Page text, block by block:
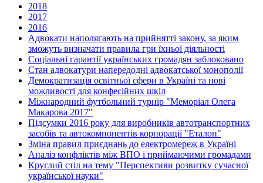
2018
2017
2016
Адвокати наполягають на прийнятті закону, за яким
зможуть визначати правила гри їхньої діяльності
Соціальні гарантії українських громадян заблоковано
Стан адвокатури напередодні адвокатської монополії
Демократизація освітньої сфери в Україні та нові
можливості для конфесійних шкіл
Міжнародний футбольний турнір "Меморіал Олега
Макарова 2017"
Підсумки 2016 року для виробників автотранспортних
засобів та автокомпонентів корпорації "Еталон"
Зміна правил приєднань до електромереж в Україні
Аналіз конфліктів між ВПО і приймаючими громадами
Круглий стіл на тему "Перспективи розвитку сучасної
української науки"